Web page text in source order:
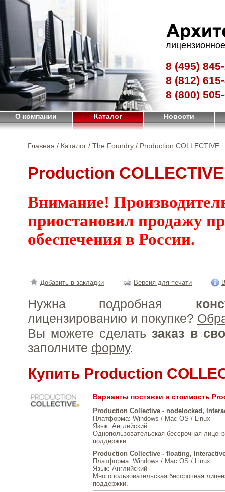
8 (495)
8 (812)
8 (800)
О компании Каталог Новости
Главная / Каталог / The Foundry / Production COLLECTIVE
Production COLLECTIVE
Внимание!
приостановил продажу
обеспечения в России.
Добавить в закладки Версия для печати
Нужна подробная
лицензированию и покупке?
Вы можете сделать заказ в
заполните форму.
Купить Production
Варианты поставки и стоимость
Production Collective - nodelocked,
Платформа: Windows / Mac OS / Linux
Язык: Английский
Однопользовательская бессрочная
поддержки.
Production Collective - floating,
Платформа: Windows / Mac OS / Linux
Язык: Английский
Многопользовательская бессрочная
поддержки.